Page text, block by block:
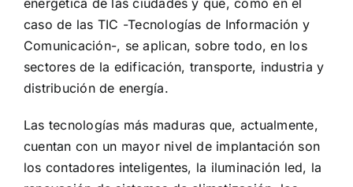
energética de las ciudades y que, como en el
caso de las TIC -Tecnologías de Información y
Comunicación-, se aplican, sobre todo, en los
sectores de la edificación, transporte, industria y
distribución de energía.
Las tecnologías más maduras que, actualmente,
cuentan con un mayor nivel de implantación son
los contadores inteligentes, la iluminación led, la